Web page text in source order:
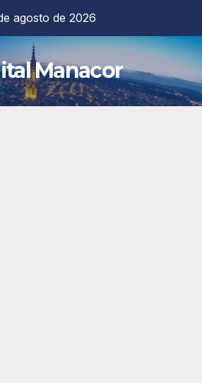
agosto de 2026
Manacor